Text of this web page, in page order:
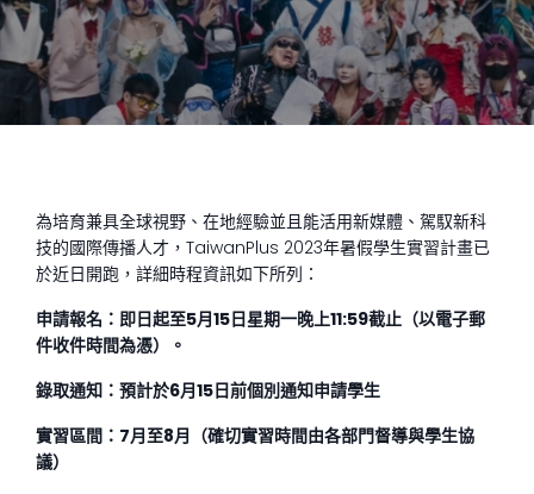
為培育兼具全球視野、在地經驗並且能活用新媒體、駕馭新科
技的國際傳播人才，TaiwanPlus 2023年暑假學生實習計畫已
於近日開跑，詳細時程資訊如下所列：
申請報名：即日起至5月15日星期一晚上11:59截止（以電子郵
件收件時間為憑）。
錄取通知：預計於6月15日前個別通知申請學生
實習區間：7月至8月（確切實習時間由各部門督導與學生協
議）